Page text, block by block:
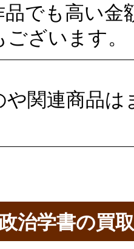
でも高い金
ざいます。
や関連商品は
治学書の買